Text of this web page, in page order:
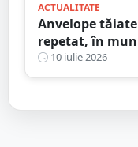
ACTUALITATE
Anvelope
repetat, în
10 iulie 2026